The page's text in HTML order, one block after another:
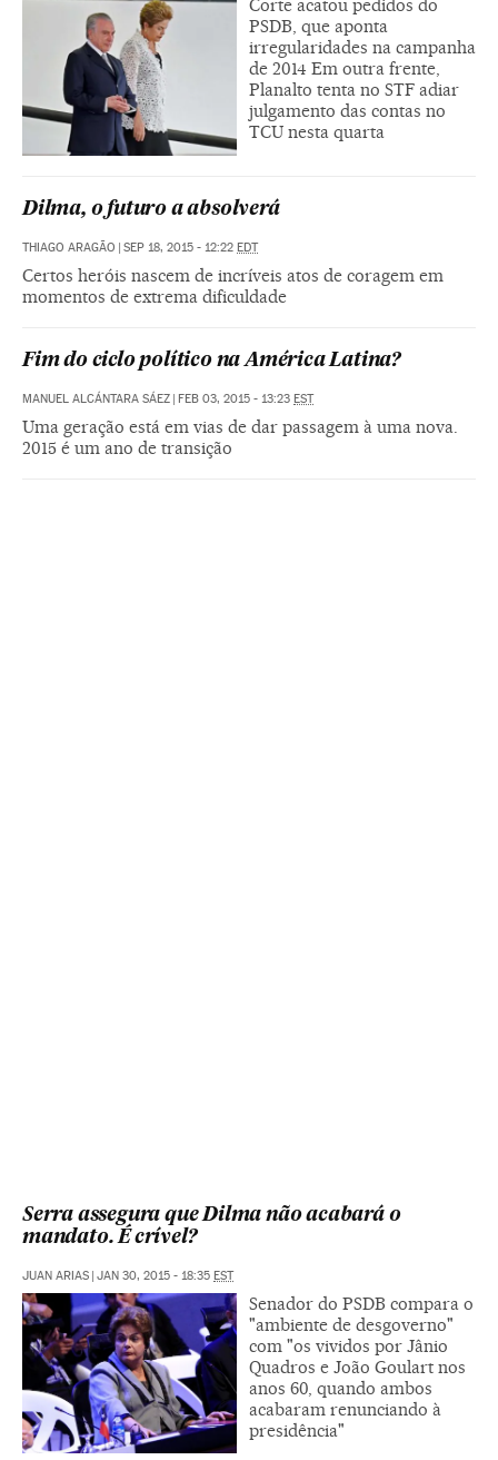
Corte acatou pedidos do
PSDB, que aponta
irregularidades na campanha
de 2014 Em outra frente,
Planalto tenta no STF adiar
julgamento das contas no
TCU nesta quarta
Dilma, o futuro a absolverá
THIAGO ARAGÃO | SEP 18, 2015 - 12:22 EDT
Certos heróis nascem de incríveis atos de coragem em
momentos de extrema dificuldade
Fim do ciclo político na América Latina?
MANUEL ALCÁNTARA SÁEZ | FEB 03, 2015 - 13:23 EST
Uma geração está em vias de dar passagem à uma nova.
2015 é um ano de transição
Serra assegura que Dilma não acabará o
mandato. É crível?
JUAN ARIAS | JAN 30, 2015 - 18:35 EST
Senador do PSDB compara o
"ambiente de desgoverno"
com "os vividos por Jânio
Quadros e João Goulart nos
anos 60, quando ambos
acabaram renunciando à
presidência"